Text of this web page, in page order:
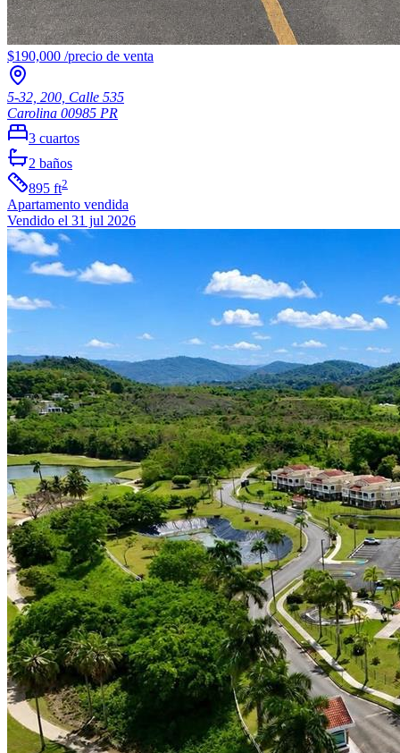
$190,000 /precio de venta
5-32, 200, Calle 535
Carolina 00985 PR
3 cuartos
2 baños
895 ft2
Apartamento vendida
Vendido el 31 jul 2026